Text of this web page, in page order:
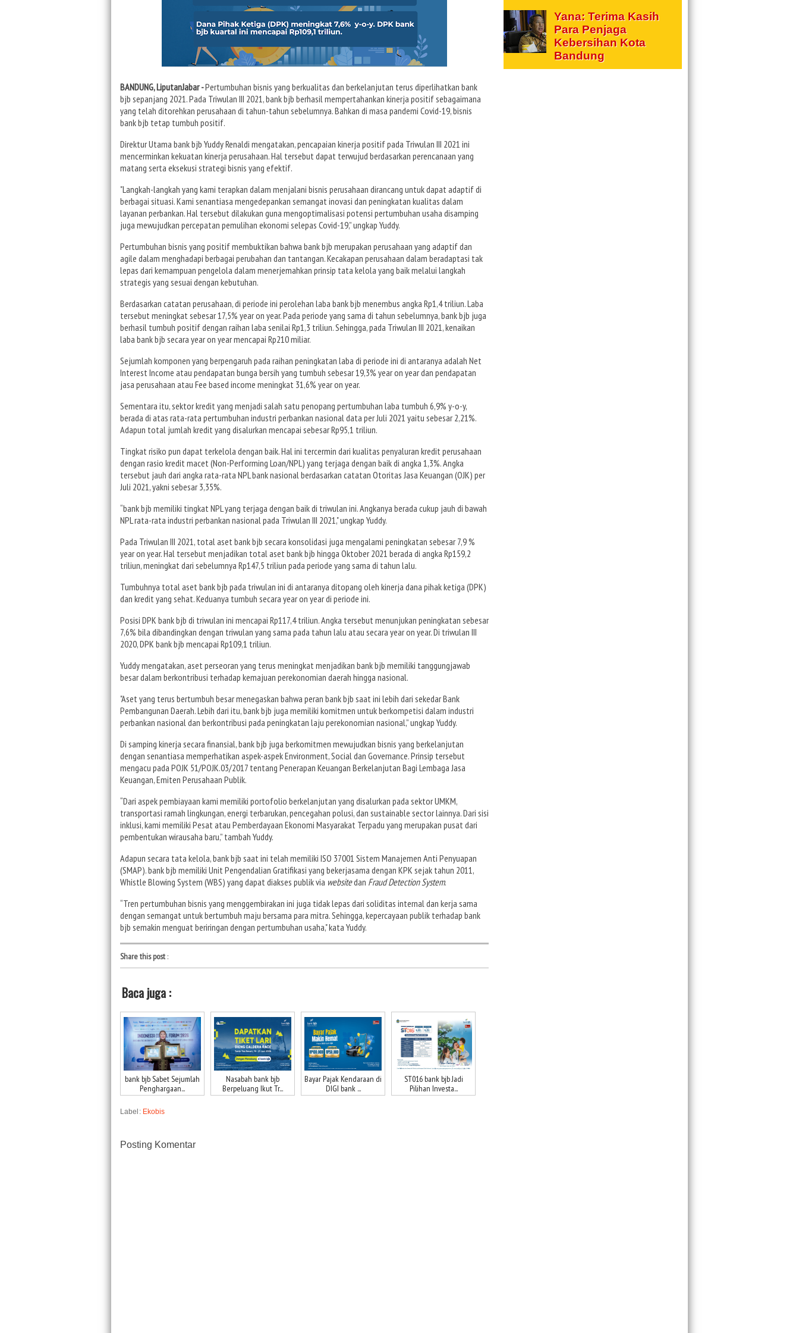
BANDUNG, LiputanJabar -Pertumbuhan bisnis yang berkualitas dan berkelanjutan terus diperlihatkan bank
bjb sepanjang 2021. Pada Triwulan III 2021, bank bjb berhasil mempertahankan kinerja positif sebagaimana
yang telah ditorehkan perusahaan di tahun-tahun sebelumnya. Bahkan di masa pandemi Covid-19, bisnis
bank bjb tetap tumbuh positif.
Direktur Utama bank bjb Yuddy Renaldi mengatakan, pencapaian kinerja positif pada Triwulan III 2021 ini
mencerminkan kekuatan kinerja perusahaan. Hal tersebut dapat terwujud berdasarkan perencanaan yang
matang serta eksekusi strategi bisnis yang efektif.
"Langkah-langkah yang kami terapkan dalam menjalani bisnis perusahaan dirancang untuk dapat adaptif di
berbagai situasi. Kami senantiasa mengedepankan semangat inovasi dan peningkatan kualitas dalam
layanan perbankan. Hal tersebut dilakukan guna mengoptimalisasi potensi pertumbuhan usaha disamping
juga mewujudkan percepatan pemulihan ekonomi selepas Covid-19,” ungkap Yuddy.
Pertumbuhan bisnis yang positif membuktikan bahwa bank bjb merupakan perusahaan yang adaptif dan
agile dalam menghadapi berbagai perubahan dan tantangan. Kecakapan perusahaan dalam beradaptasi tak
lepas dari kemampuan pengelola dalam menerjemahkan prinsip tata kelola yang baik melalui langkah
strategis yang sesuai dengan kebutuhan.
Berdasarkan catatan perusahaan, di periode ini perolehan laba bank bjb menembus angka Rp1,4 triliun. Laba
tersebut meningkat sebesar 17,5% year on year. Pada periode yang sama di tahun sebelumnya, bank bjb juga
berhasil tumbuh positif dengan raihan laba senilai Rp1,3 triliun. Sehingga, pada Triwulan III 2021, kenaikan
laba bank bjb secara year on year mencapai Rp210 miliar.
Sejumlah komponen yang berpengaruh pada raihan peningkatan laba di periode ini di antaranya adalah Net
Interest Income atau pendapatan bunga bersih yang tumbuh sebesar 19,3% year on year dan pendapatan
jasa perusahaan atau Fee based income meningkat 31,6% year on year.
Sementara itu, sektor kredit yang menjadi salah satu penopang pertumbuhan laba tumbuh 6,9% y-o-y,
berada di atas rata-rata pertumbuhan industri perbankan nasional data per Juli 2021 yaitu sebesar 2,21%.
Adapun total jumlah kredit yang disalurkan mencapai sebesar Rp95,1 triliun.
Tingkat risiko pun dapat terkelola dengan baik. Hal ini tercermin dari kualitas penyaluran kredit perusahaan
dengan rasio kredit macet (Non-Performing Loan/NPL) yang terjaga dengan baik di angka 1,3%. Angka
tersebut jauh dari angka rata-rata NPL bank nasional berdasarkan catatan Otoritas Jasa Keuangan (OJK) per
Juli 2021, yakni sebesar 3,35%.
“bank bjb memiliki tingkat NPL yang terjaga dengan baik di triwulan ini. Angkanya berada cukup jauh di bawah
NPL rata-rata industri perbankan nasional pada Triwulan III 2021," ungkap Yuddy.
Pada Triwulan III 2021, total aset bank bjb secara konsolidasi juga mengalami peningkatan sebesar 7,9 %
year on year. Hal tersebut menjadikan total aset bank bjb hingga Oktober 2021 berada di angka Rp159,2
triliun, meningkat dari sebelumnya Rp147,5 triliun pada periode yang sama di tahun lalu.
Tumbuhnya total aset bank bjb pada triwulan ini di antaranya ditopang oleh kinerja dana pihak ketiga (DPK)
dan kredit yang sehat. Keduanya tumbuh secara year on year di periode ini.
Posisi DPK bank bjb di triwulan ini mencapai Rp117,4 triliun. Angka tersebut menunjukan peningkatan sebesar
7,6% bila dibandingkan dengan triwulan yang sama pada tahun lalu atau secara year on year. Di triwulan III
2020, DPK bank bjb mencapai Rp109,1 triliun.
Yuddy mengatakan, aset perseoran yang terus meningkat menjadikan bank bjb memiliki tanggungjawab
besar dalam berkontribusi terhadap kemajuan perekonomian daerah hingga nasional.
"Aset yang terus bertumbuh besar menegaskan bahwa peran bank bjb saat ini lebih dari sekedar Bank
Pembangunan Daerah. Lebih dari itu, bank bjb juga memiliki komitmen untuk berkompetisi dalam industri
perbankan nasional dan berkontribusi pada peningkatan laju perekonomian nasional,” ungkap Yuddy.
Di samping kinerja secara finansial, bank bjb juga berkomitmen mewujudkan bisnis yang berkelanjutan
dengan senantiasa memperhatikan aspek-aspek Environment, Social dan Governance. Prinsip tersebut
mengacu pada POJK 51/POJK.03/2017 tentang Penerapan Keuangan Berkelanjutan Bagi Lembaga Jasa
Keuangan, Emiten Perusahaan Publik.
“Dari aspek pembiayaan kami memiliki portofolio berkelanjutan yang disalurkan pada sektor UMKM,
transportasi ramah lingkungan, energi terbarukan, pencegahan polusi, dan sustainable sector lainnya. Dari sisi
inklusi, kami memiliki Pesat atau Pemberdayaan Ekonomi Masyarakat Terpadu yang merupakan pusat dari
pembentukan wirausaha baru,” tambah Yuddy.
Adapun secara tata kelola, bank bjb saat ini telah memiliki ISO 37001 Sistem Manajemen Anti Penyuapan
(SMAP). bank bjb memiliki Unit Pengendalian Gratifikasi yang bekerjasama dengan KPK sejak tahun 2011,
Whistle Blowing System (WBS) yang dapat diakses publik via websitedan Fraud Detection System.
“Tren pertumbuhan bisnis yang menggembirakan ini juga tidak lepas dari soliditas internal dan kerja sama
dengan semangat untuk bertumbuh maju bersama para mitra. Sehingga, kepercayaan publik terhadap bank
bjb semakin menguat beriringan dengan pertumbuhan usaha," kata Yuddy.
Share this post:
Baca juga :
bank bjb Sabet Sejumlah
Penghargaan...
Nasabah bank bjb
Berpeluang Ikut Tr...
Bayar Pajak Kendaraan di
DIGI bank ...
ST016 bank bjb Jadi
Pilihan Investa...
Label: Ekobis
Posting Komentar
Yana: Terima Kasih
Para Penjaga
Kebersihan Kota
Bandung